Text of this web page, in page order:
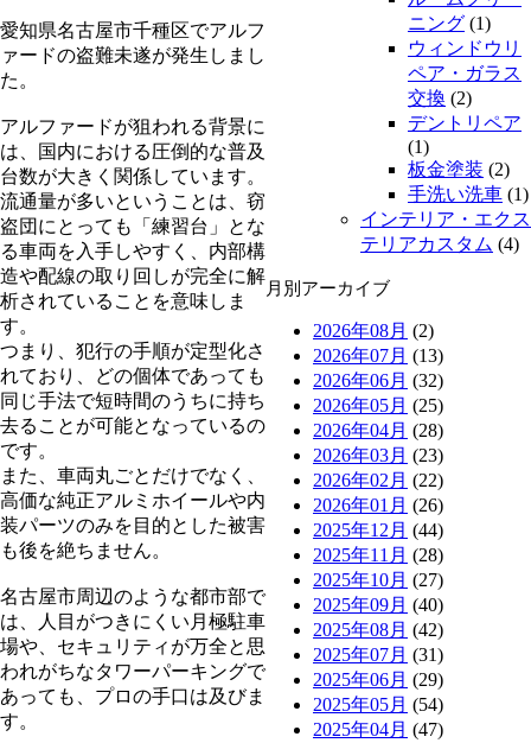
愛知県名古屋市千種区でアルフ
ァードの盗難未遂が発生しまし
た。
アルファードが狙われる背景に
は、国内における圧倒的な普及
台数が大きく関係しています。
流通量が多いということは、窃
盗団にとっても「練習台」とな
る車両を入手しやすく、内部構
造や配線の取り回しが完全に解
析されていることを意味しま
す。
つまり、犯行の手順が定型化さ
れており、どの個体であっても
同じ手法で短時間のうちに持ち
去ることが可能となっているの
です。
また、車両丸ごとだけでなく、
高価な純正アルミホイールや内
装パーツのみを目的とした被害
も後を絶ちません。
名古屋市周辺のような都市部で
は、人目がつきにくい月極駐車
場や、セキュリティが万全と思
われがちなタワーパーキングで
あっても、プロの手口は及びま
す。
ニング (1)
ウィンドウリ
ペア・ガラス
交換 (2)
デントリペア
(1)
板金塗装 (2)
手洗い洗車 (1)
インテリア・エクス
テリアカスタム (4)
月別アーカイブ
2026年08月 (2)
2026年07月 (13)
2026年06月 (32)
2026年05月 (25)
2026年04月 (28)
2026年03月 (23)
2026年02月 (22)
2026年01月 (26)
2025年12月 (44)
2025年11月 (28)
2025年10月 (27)
2025年09月 (40)
2025年08月 (42)
2025年07月 (31)
2025年06月 (29)
2025年05月 (54)
2025年04月 (47)